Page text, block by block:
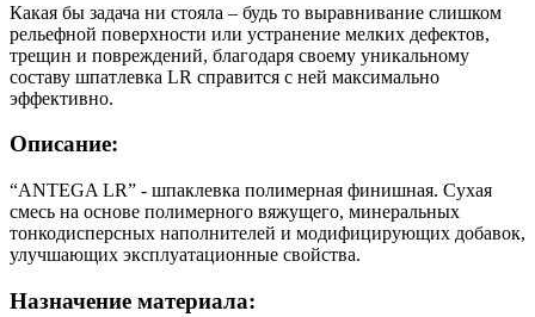
Какая бы задача ни стояла – будь то выравнивание слишком
рельефной поверхности или устранение мелких дефектов,
трещин и повреждений, благодаря своему уникальному
составу шпатлевка LR справится с ней максимально
эффективно.
Описание:
“ANTEGA LR” - шпаклевка полимерная финишная. Сухая
смесь на основе полимерного вяжущего, минеральных
тонкодисперсных наполнителей и модифицирующих добавок,
улучшающих эксплуатационные свойства.
Назначение материала: